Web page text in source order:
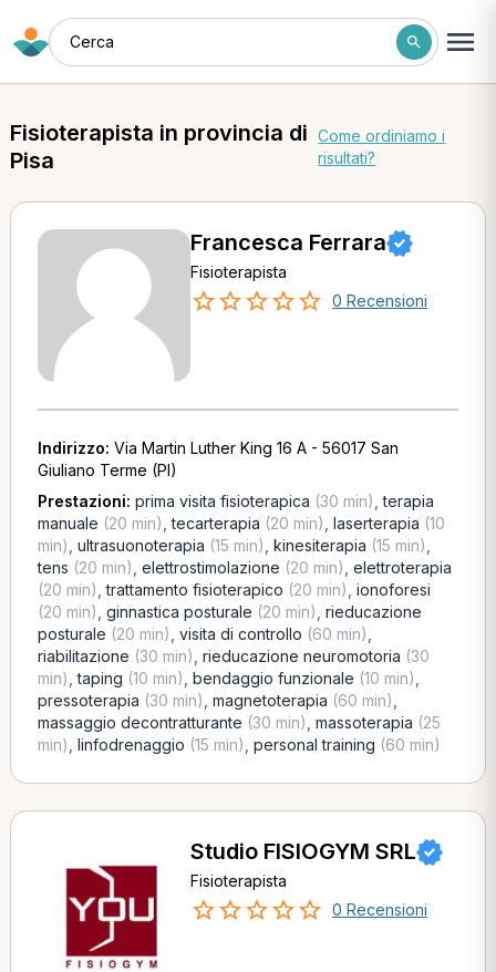
Cerca
Fisioterapista in provincia di
Pisa
Come ordiniamo i
risultati?
Francesca Ferrara
Fisioterapista
0 Recensioni
Indirizzo: Via Martin Luther King 16 A - 56017 San
Giuliano Terme (PI)
Prestazioni: prima visita fisioterapica (30 min) ,terapia
manuale (20 min) ,tecarterapia (20 min) laserterapia (10
min) ultrasuonoterapia (15 min) kinesiterapia (15 min)
tens (20 min) elettrostimolazione (20 min) elettroterapia
(20 min) ,trattamento fisioterapico (20 min) ionoforesi
(20 min) ginnastica posturale (20 min) rieducazione
posturale (20 min) visita di controllo (60 min)
riabilitazione (30 min) rieducazione neuromotoria (30
min) ,taping (10 min) bendaggio funzionale (10 min)
pressoterapia (30 min) magnetoterapia (60 min)
massaggio decontratturante (30 min) massoterapia (25
min) linfodrenaggio (15 min) personal training (60 min)
Studio FISIOGYM SRL
Fisioterapista
0 Recensioni